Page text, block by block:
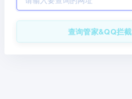
查询管家&QQ拦截